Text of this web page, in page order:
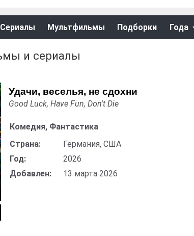
Сериалы Мультфильмы Подборки Года
и сериалы
Удачи, веселья, не сдохни
Good Luck, Have Fun, Don't Die
Комедия, Фантастика
Страна:
Германия, США
Год:
2026
Добавлен:
13 марта 2026